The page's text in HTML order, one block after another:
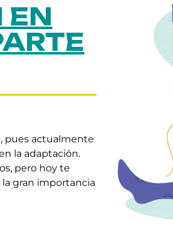
EN
pues actualmente
la adaptación.
pero hoy te
gran importancia